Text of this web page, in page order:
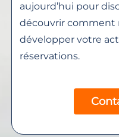
aujourd’hui pour
découvrir comment
développer votre
réservations.